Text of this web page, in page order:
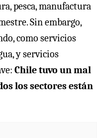
pesca, manufactura
Sin embargo,
como servicios
y servicios
Chile tuvo un mal
los sectores están